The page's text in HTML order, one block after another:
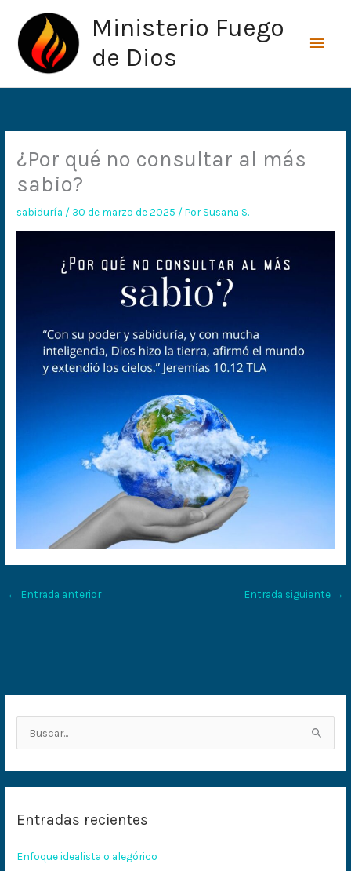
contenido
Ministerio Fuego
de Dios
¿Por qué no consultar al más
sabio?
sabiduría / 30 de marzo de 2025 / PorSusana S.
← Entrada anterior Entrada siguiente →
a
p
Entradas recientes
Enfoque idealista o alegórico